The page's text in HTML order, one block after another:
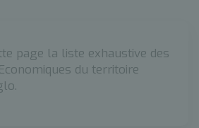
page la liste exhaustive des
du territoire